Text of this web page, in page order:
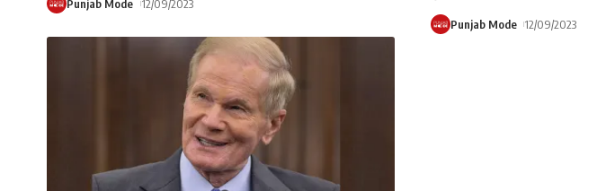
Punjab Mode 12/09/2023
Punjab Mode 12/09/2023